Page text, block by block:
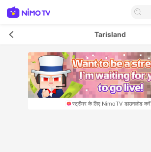
Tarisland
स्‍ट्रीमर के लिए NimoTV डाउनलोड करें